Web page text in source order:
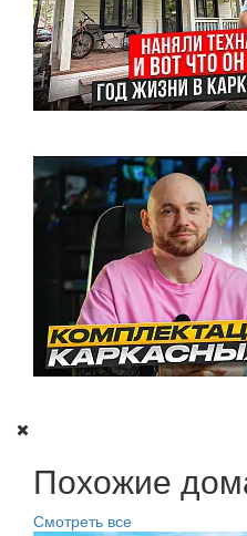
Похожие
Смотреть все